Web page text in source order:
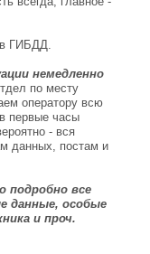
ГИБДД.
немедленно
по месту
оператору всю
первые часы
- вся
данных, постам и
подробно все
данные, особые
и проч.